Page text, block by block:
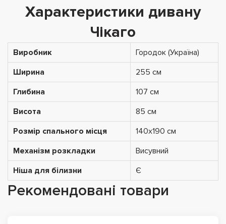
Характеристики дивану
Чікаго
Виробник
Городок (Україна)
Ширина
255 см
Глибина
107 см
Висота
85 см
Розмір спального місця
140х190 см
Механізм розкладки
Висувний
Ніша для білизни
Є
Рекомендовані товари